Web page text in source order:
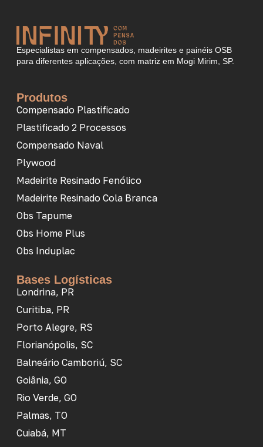
Especialistas em compensados, madeirites e painéis OSB
para diferentes aplicações, com matriz em Mogi Mirim, SP.
Produtos
Compensado Plastificado
Plastificado 2 Processos
Compensado Naval
Plywood
Madeirite Resinado Fenólico
Madeirite Resinado Cola Branca
Obs Tapume
Obs Home Plus
Obs Induplac
Bases Logísticas
Londrina, PR
Curitiba, PR
Porto Alegre, RS
Florianópolis, SC
Balneário Camboriú, SC
Goiânia, GO
Rio Verde, GO
Palmas, TO
Cuiabá, MT